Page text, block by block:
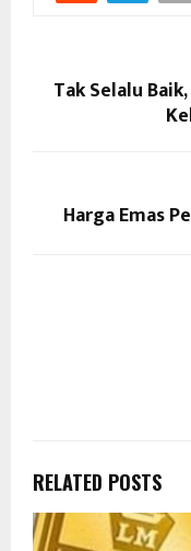
Tak Selalu
Harga Emas
RELATED POSTS